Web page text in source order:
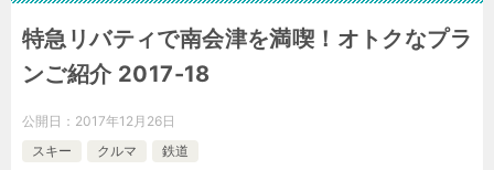
特急リバティで南会津を満喫！オトクなプラ
ンご紹介 2017-18
公開日： 2017年12月26日
スキー
クルマ 鉄道